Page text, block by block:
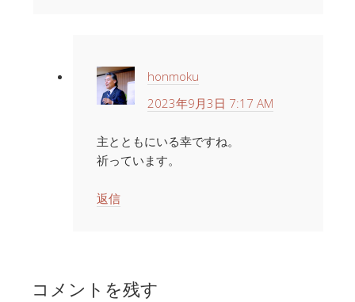
honmoku
2023年9月3日 7:17 AM
主とともにいる幸ですね。
祈っています。
返信
コメントを残す